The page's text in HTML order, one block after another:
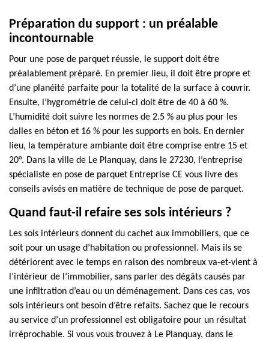
Préparation du support : un préalable
incontournable
Pour une pose de parquet réussie, le support doit être
préalablement préparé. En premier lieu, il doit être propre et
d’une planéité parfaite pour la totalité de la surface à couvrir.
Ensuite, l’hygrométrie de celui-ci doit être de 40 à 60 %.
L’humidité doit suivre les normes de 2.5 % au plus pour les
dalles en béton et 16 % pour les supports en bois. En dernier
lieu, la température ambiante doit être comprise entre 15 et
20°. Dans la ville de Le Planquay, dans le 27230, l’entreprise
spécialiste en pose de parquet Entreprise CE vous livre des
conseils avisés en matière de technique de pose de parquet.
Quand faut-il refaire ses sols intérieurs ?
Les sols intérieurs donnent du cachet aux immobiliers, que ce
soit pour un usage d’habitation ou professionnel. Mais ils se
détériorent avec le temps en raison des nombreux va-et-vient à
l’intérieur de l’immobilier, sans parler des dégâts causés par
une infiltration d’eau ou un déménagement. Dans ces cas, vos
sols intérieurs ont besoin d’être refaits. Sachez que le recours
au service d’un professionnel est obligatoire pour un résultat
irréprochable. Si vous vous trouvez à Le Planquay, dans le